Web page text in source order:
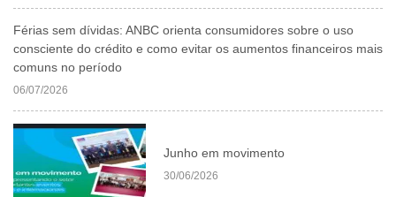
Férias sem dívidas: ANBC orienta consumidores sobre o uso
consciente do crédito e como evitar os aumentos financeiros mais
comuns no período
06/07/2026
Junho em movimento
30/06/2026